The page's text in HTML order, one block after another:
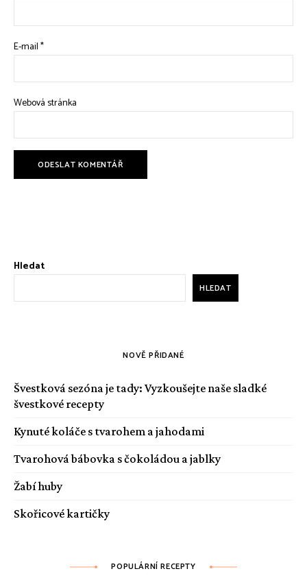
E-mail*
Webová stránka
Hledat
HLEDAT
NOVĚ PŘIDANÉ
Švestková sezóna je tady: Vyzkoušejte naše sladké
švestkové recepty
Kynuté koláče s tvarohem a jahodami
Tvarohová bábovka s čokoládou a jablky
Žabí huby
Skořicové kartičky
POPULÁRNÍ RECEPTY